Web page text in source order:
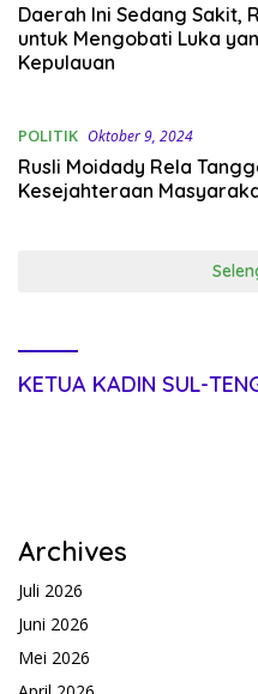
Daerah Ini Sedang Sakit,
untuk Mengobati Luka
Kepulauan
POLITIK Oktober 9, 2024
Rusli Moidady Rela
Kesejahteraan
KETUA KADIN SUL-
Archives
Juli 2026
Juni 2026
Mei 2026